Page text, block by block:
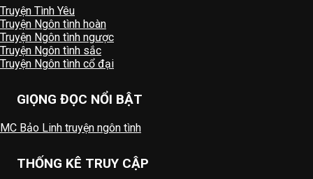
Truyện Tình Yêu
Truyện Ngôn tình hoàn
Truyện Ngôn tình ngược
Truyện Ngôn tình sắc
Truyện Ngôn tình cổ đại
GIỌNG ĐỌC NỔI BẬT
MC Bảo Linh truyện ngôn tình
THỐNG KÊ TRUY CẬP